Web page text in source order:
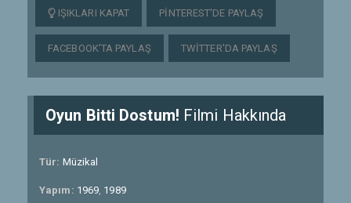
IŞIKLARI KAPAT PINTEREST'DE PAYLAŞ
FACEBOOK'TA PAYLAŞ TWITTER'DA PAYLAŞ
Oyun Bitti Dostum! Filmi Hakkında
Tür: Müzikal
Yapım: 1969, 1989